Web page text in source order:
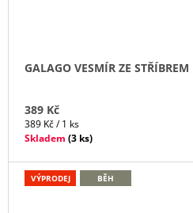
GALAGO VESMÍR ZE
389 Kč
Měrná
cena:
389 Kč / 1 ks
Skladem (3 ks)
VÝPRODEJ BĚH